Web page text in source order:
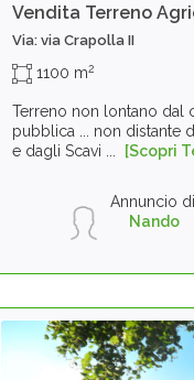
Vendita Terreno
Via: via Crapolla II
1100 m2
Terreno non lontano dal
pubblica ... non distante
e dagli Scavi ...
[Scopri
Annuncio
Nando